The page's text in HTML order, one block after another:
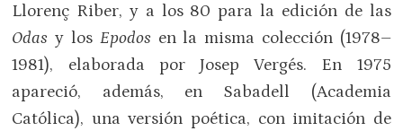
Llorenç Riber, y a los 80 para la edición de las
Odasy los Epodos en la misma colección (1978–
1981), elaborada por Josep Vergés. En 1975
apareció, además, en Sabadell (Academia
Católica), una versión poética, con imitación de